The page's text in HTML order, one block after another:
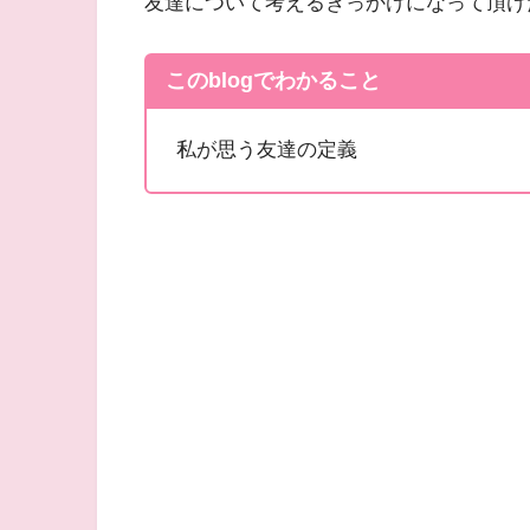
このblogでわかること
私が思う友達の定義